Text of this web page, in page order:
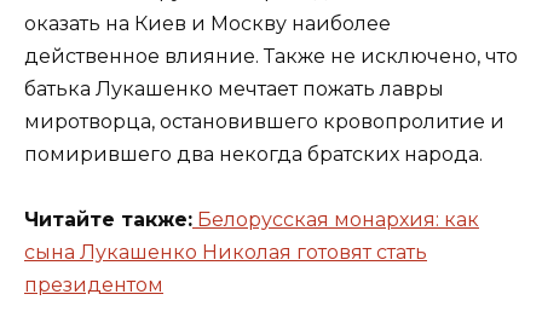
оказать на Киев и Москву наиболее
действенное влияние. Также не исключено, что
батька Лукашенко мечтает пожать лавры
миротворца, остановившего кровопролитие и
помирившего два некогда братских народа.
Читайте также: Белорусская монархия: как
сына Лукашенко Николая готовят стать
президентом